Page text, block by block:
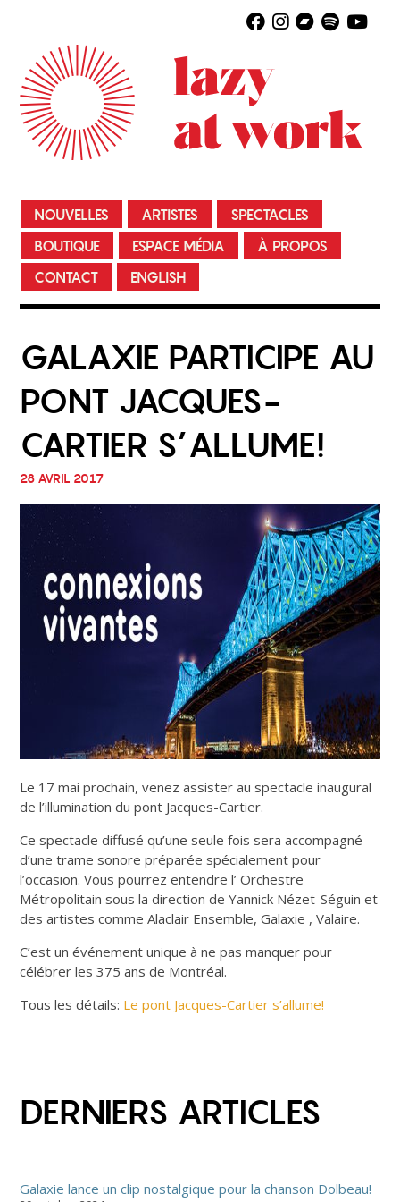
NOUVELLES ARTISTES
SPECTACLES
BOUTIQUE
ESPACE MÉDIA
À PROPOS
CONTACT
ENGLISH
GALAXIE PARTICIPE AU
PONT JACQUES-
CARTIER S’ALLUME!
28 AVRIL 2017
Le 17 mai prochain, venez assister au spectacle inaugural
de l’illumination du pont Jacques-Cartier.
Ce spectacle diffusé qu’une seule fois sera accompagné
d’une trame sonore préparée spécialement pour
l’occasion. Vous pourrez entendre l’ Orchestre
Métropolitain sous la direction de Yannick Nézet-Séguin et
des artistes comme Alaclair Ensemble, Galaxie , Valaire.
C’est un événement unique à ne pas manquer pour
célébrer les 375 ans de Montréal.
Tous les détails: Le pont Jacques-Cartier s’allume!
DERNIERS ARTICLES
Galaxie lance un clip nostalgique pour la chanson Dolbeau!